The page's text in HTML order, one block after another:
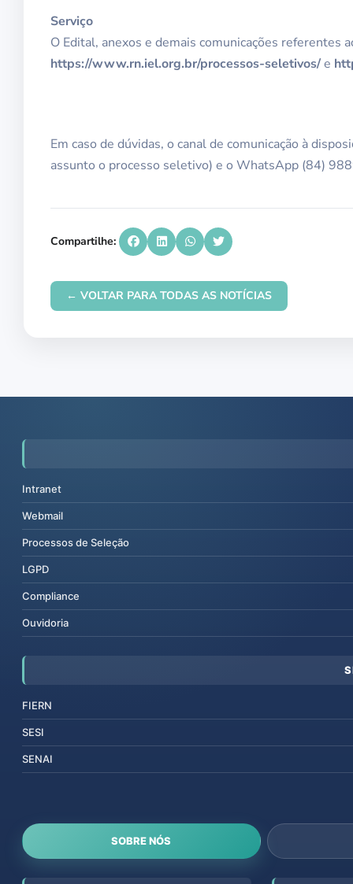
Serviço
O Edital, anexos e demais comunicações referentes
https://www.rn.iel.org.br/processos-seletivos/e
Em caso de dúvidas, o canal de comunicação à
assunto o processo seletivo) e o WhatsApp (84)
Compartilhe:
← VOLTAR PARA TODAS AS NOTÍCIAS
Intranet
Webmail
Processos de Seleção
LGPD
Compliance
Ouvidoria
FIERN
SESI
SENAI
SOBRE NÓS